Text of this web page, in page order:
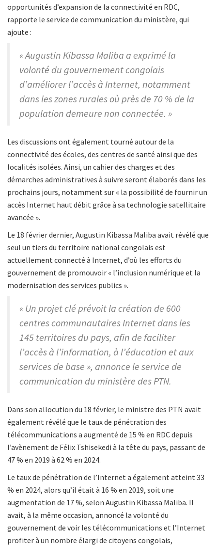
opportunités d’expansion de la connectivité en RDC,
rapporte le service de communication du ministère, qui
ajoute :
« Augustin Kibassa Maliba a exprimé la
volonté du gouvernement congolais
d’améliorer l’accès à Internet, notamment
dans les zones rurales où près de 70 % de la
population demeure non connectée. »
Les discussions ont également tourné autour de la
connectivité des écoles, des centres de santé ainsi que des
localités isolées. Ainsi, un cahier des charges et des
démarches administratives à suivre seront élaborés dans les
prochains jours, notamment sur « la possibilité de fournir un
accès Internet haut débit grâce à sa technologie satellitaire
avancée ».
Le 18 février dernier, Augustin Kibassa Maliba avait révélé que
seul un tiers du territoire national congolais est
actuellement connecté à Internet, d’où les efforts du
gouvernement de promouvoir « l’inclusion numérique et la
modernisation des services publics ».
« Un projet clé prévoit la création de 600
centres communautaires Internet dans les
145 territoires du pays, afin de faciliter
l’accès à l’information, à l’éducation et aux
services de base », annonce le service de
communication du ministère des PTN.
Dans son allocution du 18 février, le ministre des PTN avait
également révélé que le taux de pénétration des
télécommunications a augmenté de 15 % en RDC depuis
l’avènement de Félix Tshisekedi à la tête du pays, passant de
47 % en 2019 à 62 % en 2024.
Le taux de pénétration de l’Internet a également atteint 33
% en 2024, alors qu’il était à 16 % en 2019, soit une
augmentation de 17 %, selon Augustin Kibassa Maliba. Il
avait, à la même occasion, annoncé la volonté du
gouvernement de voir les télécommunications et l’Internet
profiter à un nombre élargi de citoyens congolais,